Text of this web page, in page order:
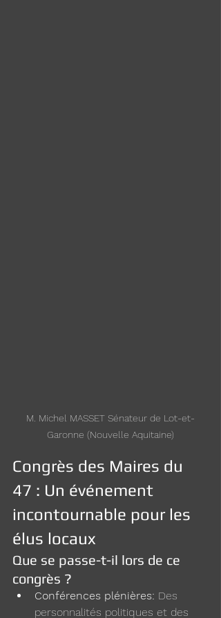
M. Michel MASSET Sénateur de Lot-et-
Garonne (Nouvelle Aquitaine)
Congrès des Maires du
47 : Un événement
incontournable pour les
élus locaux
Que se passe-t-il lors de ce
congrès ?
Conférences plénières: Des
personnalités politiques et des